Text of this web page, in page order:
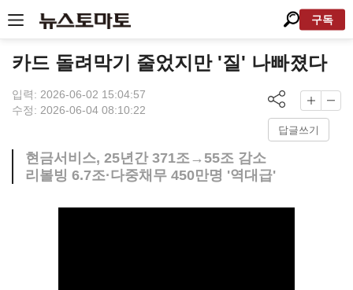
구독
카드 돌려막기 줄었지만 '질' 나빠졌다
입력: 2026-06-02 15:04:57
수정: 2026-06-04 08:10:22
답글쓰기
현금서비스, 25년간 371조→55조 감소
리볼빙 6.7조·다중채무 450만명 '역대급'